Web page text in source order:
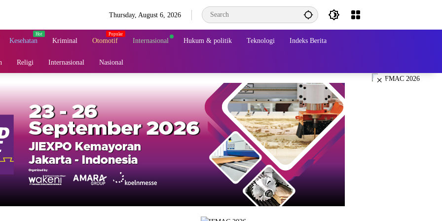
Thursday, August 6, 2026
Kesehatan Kriminal Otomotif Internasional Hukum & politik Teknologi Indeks Berita
Religi Internasional Nasional
×